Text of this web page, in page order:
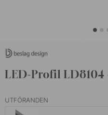
LED-Profil
UTFÖRANDEN